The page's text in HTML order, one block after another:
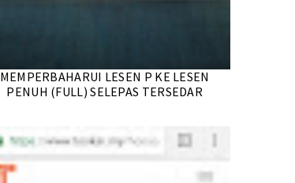
MEMPERBAHARUI LESEN P KE LESEN
PENUH (FULL) SELEPAS TERSEDAR